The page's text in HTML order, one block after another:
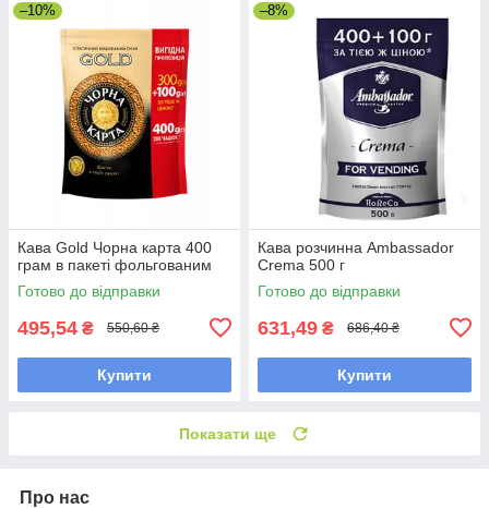
–10%
Кава Gold Чорна карта 400
грам в пакеті фольгованим
Готово до відправки
495,54 ₴ 550,60 ₴
Купити
–8%
Кава розчинна Ambassador
Crema 500 г
Готово до відправки
631,49 ₴ 686,40 ₴
Купити
Показати ще
Про нас